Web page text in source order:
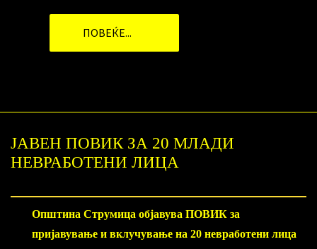
ПОВЕЌЕ...
ЈАВЕН ПОВИК ЗА 20 МЛАДИ
НЕВРАБОТЕНИ ЛИЦА
Општина Струмица објавува ПОВИК за
пријавување и вклучување на 20 невработени лица